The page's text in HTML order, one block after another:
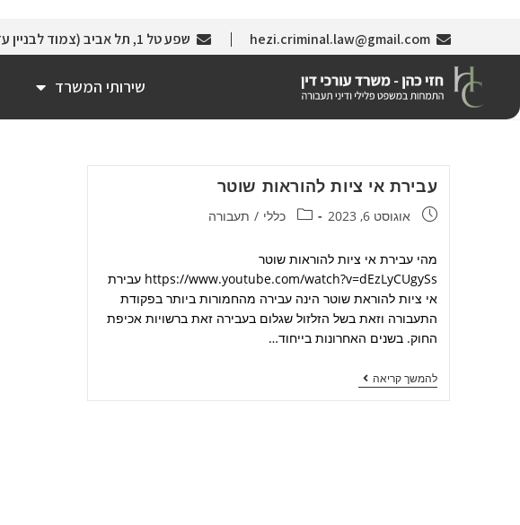
hezi.criminal.law@gmail.com שפע טל 1, תל אביב (צמוד לבניין עזריאלי)
שירותי המשרד
עבירת אי ציות להוראות שוטר
אוגוסט 6, 2023 כללי / תעבורה
מהי עבירת אי ציות להוראות שוטר
https://www.youtube.com/watch?v=dEzLyCUgySs עבירת
אי ציות להוראת שוטר הינה עבירה מהחמורות ביותר בפקודת
התעבורה וזאת בשל הזלזול שגלום בעבירה זאת ברשויות אכיפת
החוק. בשנים האחרונות בייחוד…
להמשך קריאה